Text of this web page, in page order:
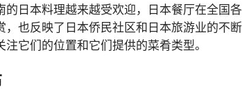
的日本料理越来越受欢迎，日本餐厅在全国
，也反映了日本侨民社区和日本旅游业的不
注它们的位置和它们提供的菜肴类型。